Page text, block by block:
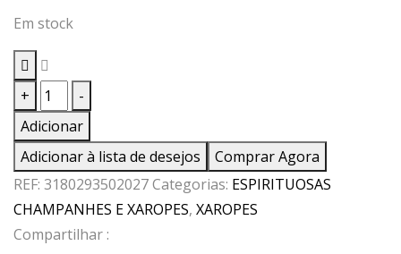
Em stock
+
Quantidade
de
XAROPE
GIFFARD
CANA
DE
ACUCAR
-
Adicionar
Adicionar à lista de desejos
Comprar Agora
REF: 3180293502027Categorias: ESPIRITUOSAS
CHAMPANHES E XAROPES, XAROPES
Compartilhar :